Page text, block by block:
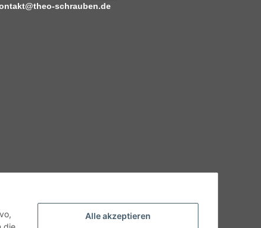
Alle akzeptieren
schrauben.de
abweichen.